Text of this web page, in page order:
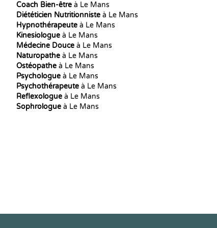
Coach Bien-être à Le Mans
Diététicien Nutritionniste à Le Mans
Hypnothérapeute à Le Mans
Kinesiologue à Le Mans
Médecine Douce à Le Mans
Naturopathe à Le Mans
Ostéopathe à Le Mans
Psychologue à Le Mans
Psychothérapeute à Le Mans
Reflexologue à Le Mans
Sophrologue à Le Mans